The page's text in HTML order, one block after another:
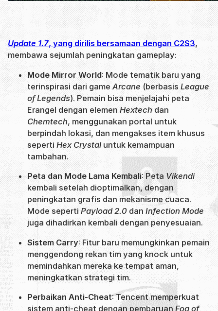
Update 1.7, yang dirilis bersamaan dengan C2S3,
membawa sejumlah peningkatan gameplay:
Mode Mirror World: Mode tematik baru yang
terinspirasi dari gameArcane (berbasis League
of Legends). Pemain bisa menjelajahi peta
Erangel dengan elemen Hextech dan
Chemtech, menggunakan portal untuk
berpindah lokasi, dan mengakses item khusus
seperti Hex Crystaluntuk kemampuan
tambahan.
Peta dan Mode Lama Kembali: Peta Vikendi
kembali setelah dioptimalkan, dengan
peningkatan grafis dan mekanisme cuaca.
Mode sepertiPayload 2.0 dan Infection Mode
juga dihadirkan kembali dengan penyesuaian.
Sistem Carry: Fitur baru memungkinkan pemain
menggendong rekan tim yang knock untuk
memindahkan mereka ke tempat aman,
meningkatkan strategi tim.
Perbaikan Anti-Cheat: Tencent memperkuat
sistem anti-cheat dengan pembaruan Fog of